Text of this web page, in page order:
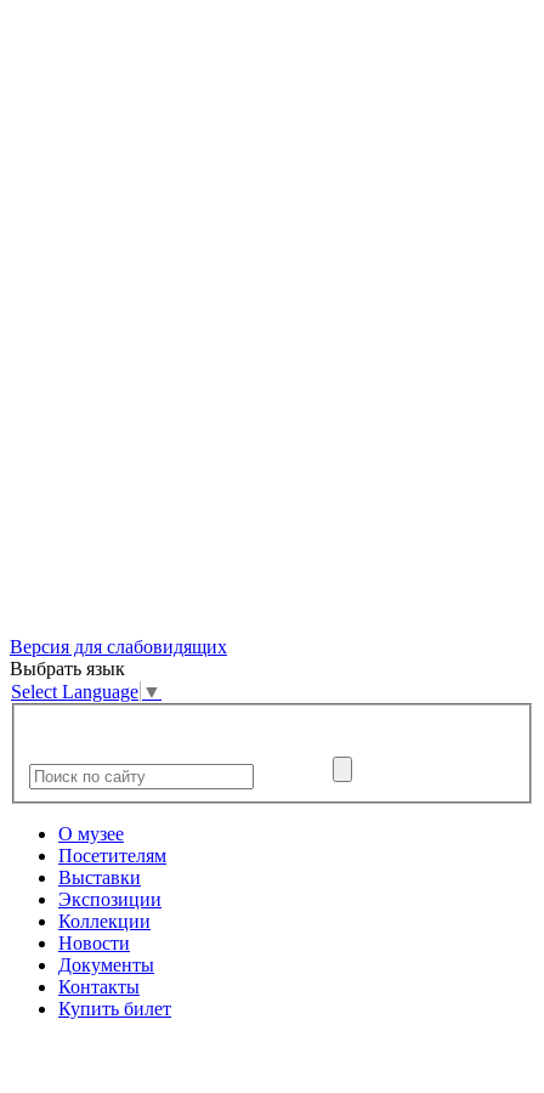
Версия для слабовидящих
Выбрать язык
Select Language ▼
О музее
Посетителям
Выставки
Экспозиции
Коллекции
Новости
Документы
Контакты
Купить билет